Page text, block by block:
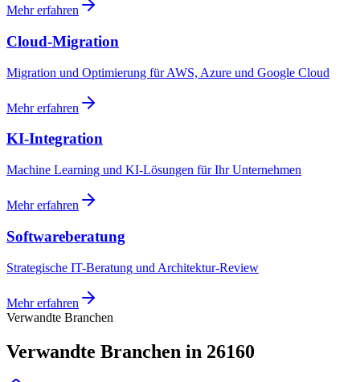
Mehr erfahren
Cloud-Migration
Migration und Optimierung für AWS, Azure und Google Cloud
Mehr erfahren
KI-Integration
Machine Learning und KI-Lösungen für Ihr Unternehmen
Mehr erfahren
Softwareberatung
Strategische IT-Beratung und Architektur-Review
Mehr erfahren
Verwandte Branchen
Verwandte Branchen in 26160